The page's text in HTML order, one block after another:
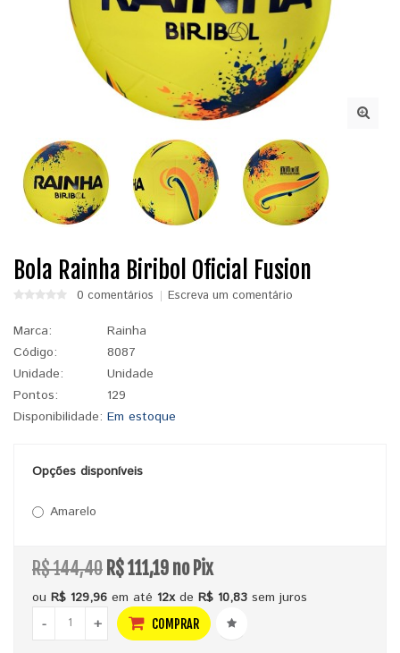
Bola Rainha Biribol Oficial Fusion
0 comentários Escreva um comentário
Marca:
Rainha
Código:
8087
Unidade:
Unidade
Pontos:
129
Disponibilidade: Em estoque
Opções disponíveis
Amarelo
R$ 144,40 R$ 111,19 no Pix
ou R$ 129,96 em até 12xde R$ 10,83 sem juros
-
+ COMPRAR